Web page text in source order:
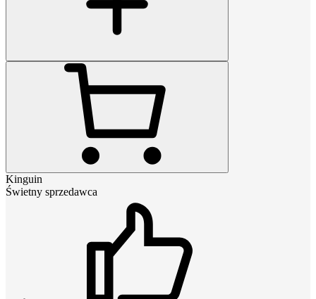
Kinguin
Świetny sprzedawca